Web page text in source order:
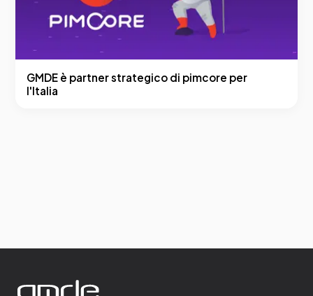
GMDE è partner strategico di pimcore per
l'Italia